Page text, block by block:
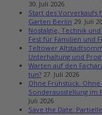
30. Juli 2026
Start des Vorverkaufs
Garten Berlin 29. Juli
Nostalgie, Technik
Fest für Familien und
Teltower
Unterhaltung und
Warten auf den
tun? 27. Juli 2026
Ohne Frühstück. Ohne
Sonderausstellung im
Juli 2026
Save the Date: